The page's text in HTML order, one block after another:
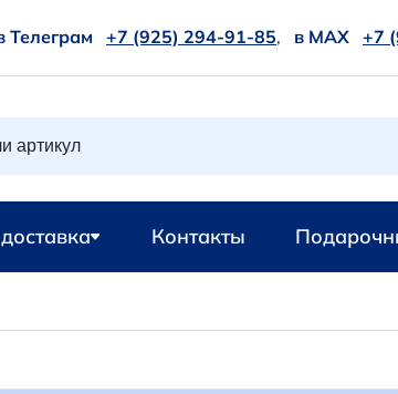
Телеграм +7 (925) 294-91-85, в MAX +7
Контакты